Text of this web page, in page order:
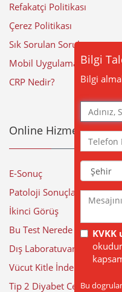
Bilgi
Bilgi
Adınız,
Telefon
Şehir
Mesajınız
Bu
Refakatçi Politikası
Çerez Politikası
Sık Sorulan Sorular
Mobil Uygulama
CRP Nedir?
Online Hizmetler
E-Sonuç
Patoloji Sonuçları
İkinci Görüş
Bu Test Nerede Yapılıyor?
Dış Laboratuvar Sonuçları
Vücut Kitle İndeksi
Tip 2 Diyabet Cerrahisi